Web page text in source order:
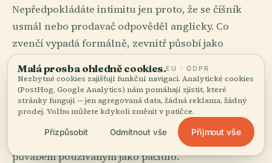
Nepředpokládáte intimitu jen proto, že se číšník
usmál nebo prodavač odpověděl anglicky. Co
zvenčí vypadá formálně, zevnitř působí jako
respekt odmítající se stát divadlem.
Staré slovo kindersztuba stále vrhá stín do
místnosti. Dobré vychování. Společenský cit. Vědět,
kdy přidržet dveře a kdy nepředvádět ochotu jako
pouliční klaun. Polsko má malou trpělivost s
půvabem používaným jako páčidlo.
Malá prosba ohledně cookies.EU · GDPR
Nezbytné cookies zajišťují funkční navigaci. Analytické cookies
(PostHog, Google Analytics) nám pomáhají zjistit, které
stránky fungují — jen agregovaná data, žádná reklama, žádný
prodej. Volbu můžete kdykoli změnit v patičce.
Přizpůsobit Odmítnout vše Přijmout vše